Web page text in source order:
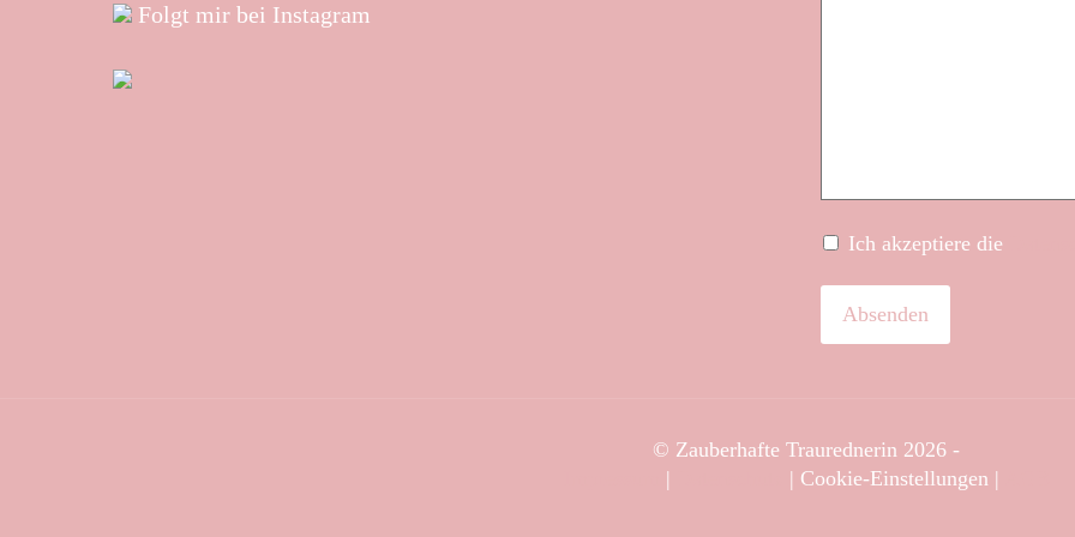
Folgt mir bei Instagram
Ich akzeptiere die
© Zauberhafte Traurednerin 2026 -
| | Cookie-Einstellungen|